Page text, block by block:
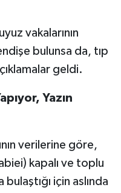
vakalarının
bulunsa da, tıp
geldi.
Yazın
verilerine göre,
kapalı ve toplu
için aslında